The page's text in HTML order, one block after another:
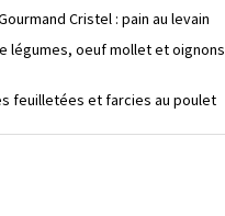
Cristel : pain au levain
légumes, oeuf mollet et oignons
feuilletées et farcies au poulet